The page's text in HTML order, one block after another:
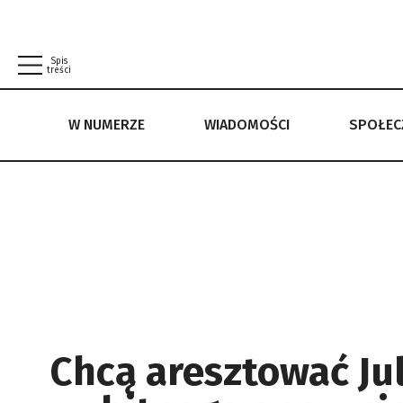
Spis
treści
W NUMERZE WIADOMOŚCI
W NUMERZE WIADOMOŚCI SPOŁECZEŃSTWO
Chcą aresztować